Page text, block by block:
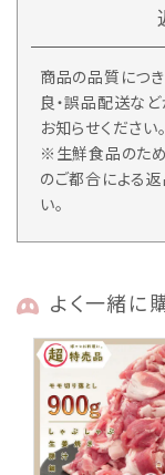
商品の品質につ
良・誤品配送な
お知らせください。
※生鮮食品のため
のご都合による
い。
よく一緒に